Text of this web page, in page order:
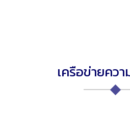
เครือข่ายคว